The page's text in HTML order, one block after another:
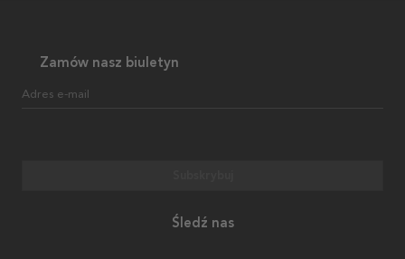
Zamów nasz biuletyn
Adres e-mail
Śledź nas